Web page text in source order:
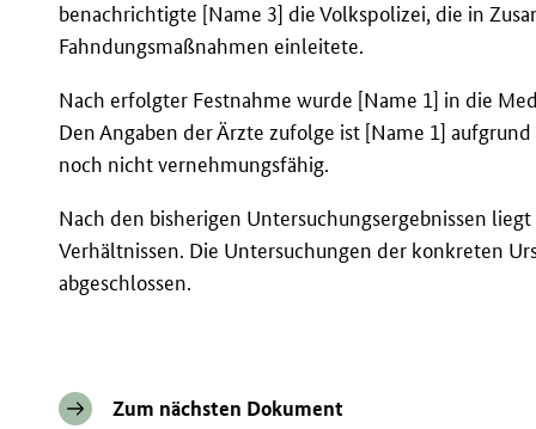
benachrichtigte [Name 3] die Volkspolizei, die in
Fahndungsmaßnahmen einleitete.
Nach erfolgter Festnahme wurde [Name 1] in die
Den Angaben der Ärzte zufolge ist [Name 1]
noch nicht vernehmungsfähig.
Nach den bisherigen Untersuchungsergebnissen
Verhältnissen. Die Untersuchungen der konkreten
abgeschlossen.
Zum nächsten Dokument